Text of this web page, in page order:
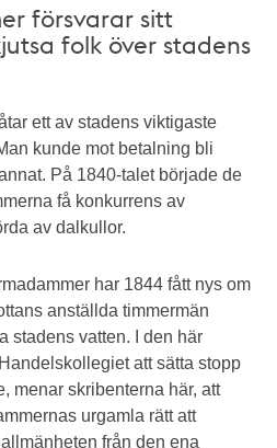
försvarar sitt
folk över stadens
ett av stadens viktigaste
kunde mot betalning bli
På 1840-talet började de
få konkurrens av
av dalkullor.
har 1844 fått nys om
anställda timmermän
stadens vatten. I den här
att sätta stopp
menar skribenterna här, att
urgamla rätt att
från den ena